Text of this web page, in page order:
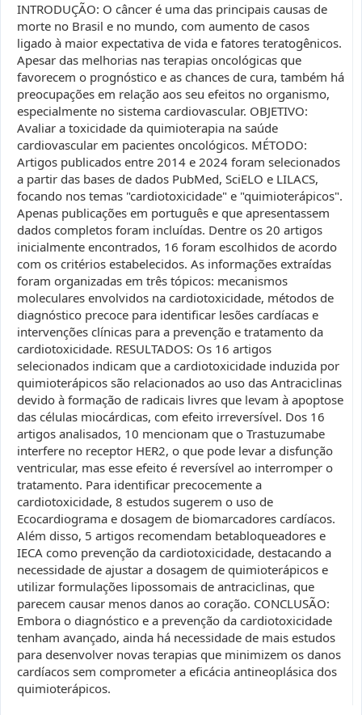
INTRODUÇÃO: O câncer é uma das principais causas de
morte no Brasil e no mundo, com aumento de casos
ligado à maior expectativa de vida e fatores teratogênicos.
Apesar das melhorias nas terapias oncológicas que
favorecem o prognóstico e as chances de cura, também há
preocupações em relação aos seu efeitos no organismo,
especialmente no sistema cardiovascular. OBJETIVO:
Avaliar a toxicidade da quimioterapia na saúde
cardiovascular em pacientes oncológicos. MÉTODO:
Artigos publicados entre 2014 e 2024 foram selecionados
a partir das bases de dados PubMed, SciELO e LILACS,
focando nos temas "cardiotoxicidade" e "quimioterápicos".
Apenas publicações em português e que apresentassem
dados completos foram incluídas. Dentre os 20 artigos
inicialmente encontrados, 16 foram escolhidos de acordo
com os critérios estabelecidos. As informações extraídas
foram organizadas em três tópicos: mecanismos
moleculares envolvidos na cardiotoxicidade, métodos de
diagnóstico precoce para identificar lesões cardíacas e
intervenções clínicas para a prevenção e tratamento da
cardiotoxicidade. RESULTADOS: Os 16 artigos
selecionados indicam que a cardiotoxicidade induzida por
quimioterápicos são relacionados ao uso das Antraciclinas
devido à formação de radicais livres que levam à apoptose
das células miocárdicas, com efeito irreversível. Dos 16
artigos analisados, 10 mencionam que o Trastuzumabe
interfere no receptor HER2, o que pode levar a disfunção
ventricular, mas esse efeito é reversível ao interromper o
tratamento. Para identificar precocemente a
cardiotoxicidade, 8 estudos sugerem o uso de
Ecocardiograma e dosagem de biomarcadores cardíacos.
Além disso, 5 artigos recomendam betabloqueadores e
IECA como prevenção da cardiotoxicidade, destacando a
necessidade de ajustar a dosagem de quimioterápicos e
utilizar formulações lipossomais de antraciclinas, que
parecem causar menos danos ao coração. CONCLUSÃO:
Embora o diagnóstico e a prevenção da cardiotoxicidade
tenham avançado, ainda há necessidade de mais estudos
para desenvolver novas terapias que minimizem os danos
cardíacos sem comprometer a eficácia antineoplásica dos
quimioterápicos.